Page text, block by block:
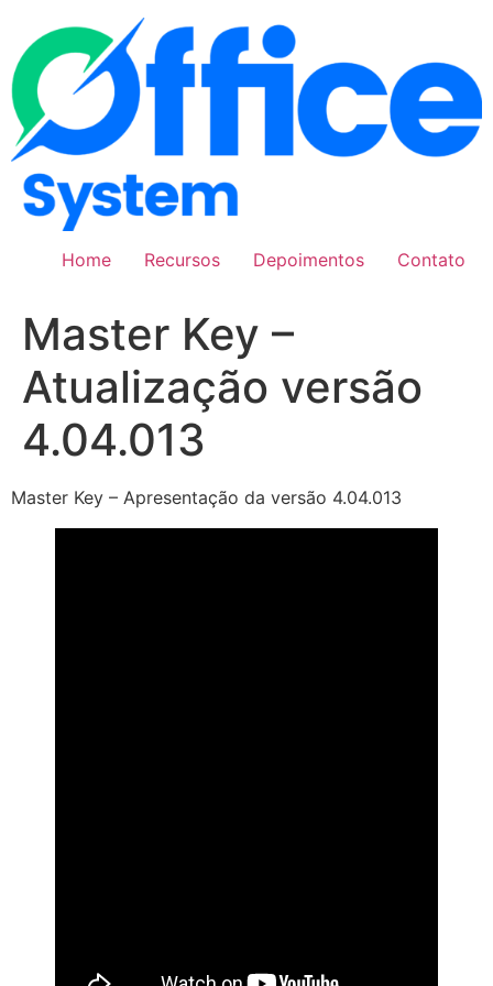
para
conteúdo
Home Recursos Depoimentos Contato
Master Key –
Atualização versão
4.04.013
Master Key – Apresentação da versão 4.04.013